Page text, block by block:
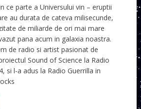
ce parte a Universului vin – eruptii
au durata de cateva milisecunde,
de miliarde de ori mai mare
pana acum in galaxia noastra.
de radio si artist pasionat de
Sound of Science la Radio
si l-a adus la Radio Guerrilla in